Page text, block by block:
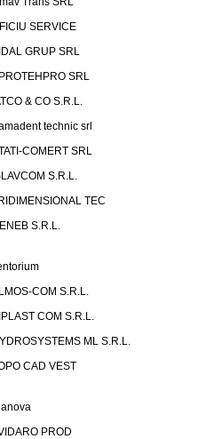
SERVICE
GRUP SRL
SRL
& CO S.R.L.
technic srl
COMERT SRL
S.R.L.
TEC
S.R.L.
COM S.R.L.
COM S.R.L.
ML S.R.L.
CAD VEST
PROD